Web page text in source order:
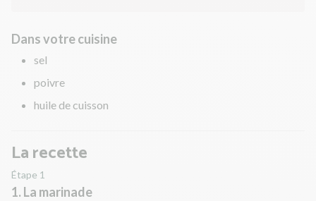
Dans votre cuisine
sel
poivre
huile de cuisson
La recette
Étape 1
1. La marinade